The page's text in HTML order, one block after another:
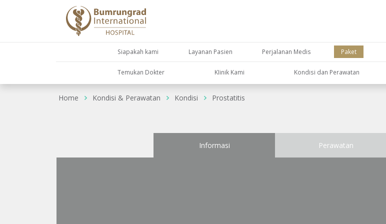
Siapakah kami Layanan Pasien Perjalanan Medis Paket
Temukan Dokter KIinik Kami Kondisi dan Perawatan
Home Kondisi & Perawatan Kondisi Prostatitis
Informasi Perawatan